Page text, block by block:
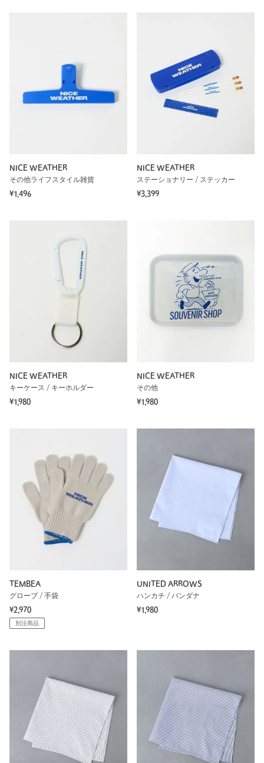
NICE WEATHER
その他ライフスタイル雑貨
¥1,496
NICE WEATHER
ステーショナリー / ステッカー
¥3,399
NICE WEATHER
キーケース / キーホルダー
¥1,980
NICE WEATHER
その他
¥1,980
TEMBEA
グローブ / 手袋
¥2,970
別注商品
UNITED ARROWS
ハンカチ / バンダナ
¥1,980